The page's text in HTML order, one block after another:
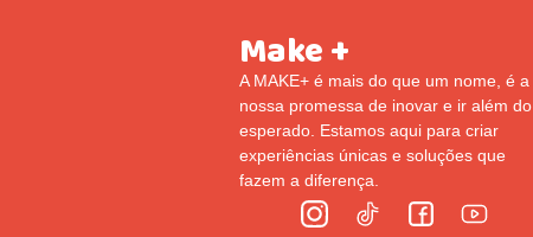
Make +
A MAKE+ é mais do que um nome, é a
nossa promessa de inovar e ir além do
esperado. Estamos aqui para criar
experiências únicas e soluções que
fazem a diferença.